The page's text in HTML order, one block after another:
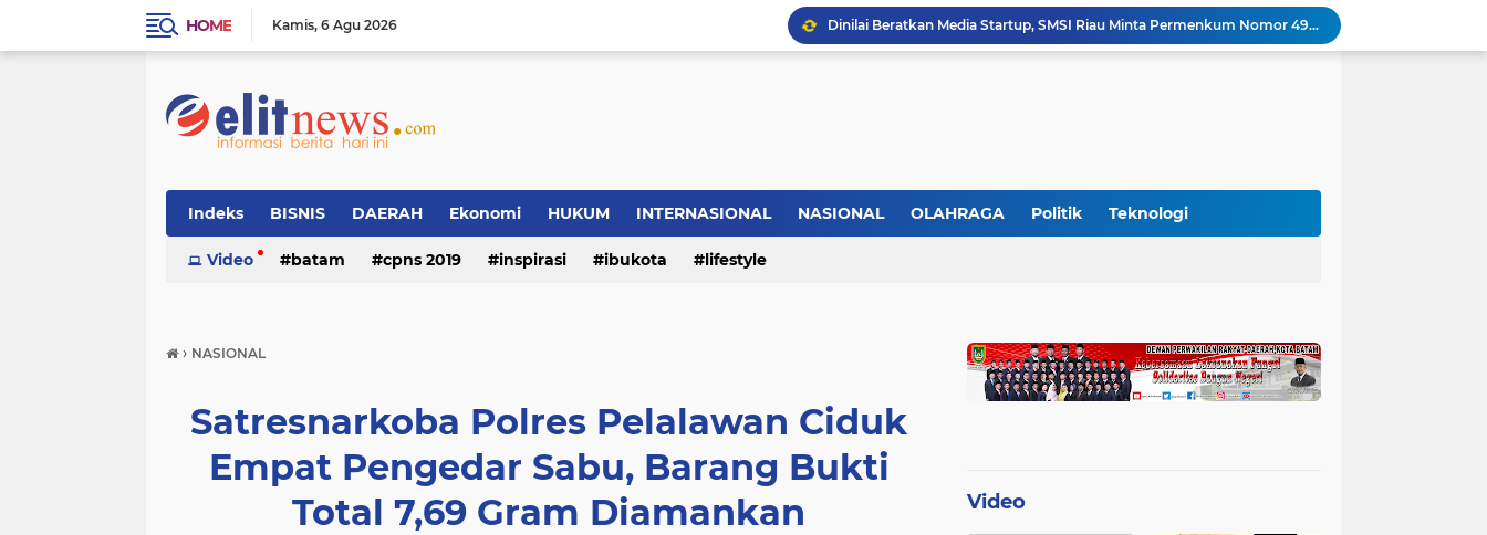
HOME Kamis 6 Agu 2026
Dinilai Beratkan Media Startup, SMSI Riau Minta Permenkum Nomor 49 Tahun 2025 Dikaji Ulang
Polres Pelalawan Bongkar Kasus Ilegal Logging, Dua Truk Bermuatan 12 Kubik Kayu Diamankan
Petani di Langgam Diserang Beruang Saat Menderes Karet, BBKSDA Riau Bergerak ke Lokasi
Indeks BISNIS DAERAH Ekonomi HUKUM INTERNASIONAL NASIONAL OLAHRAGA Politik Teknologi
Video batam cpns 2019 inspirasi ibukota lifestyle
› NASIONAL
Satresnarkoba Polres Pelalawan Ciduk
Empat Pengedar Sabu, Barang Bukti
Total 7,69 Gram Diamankan
Video